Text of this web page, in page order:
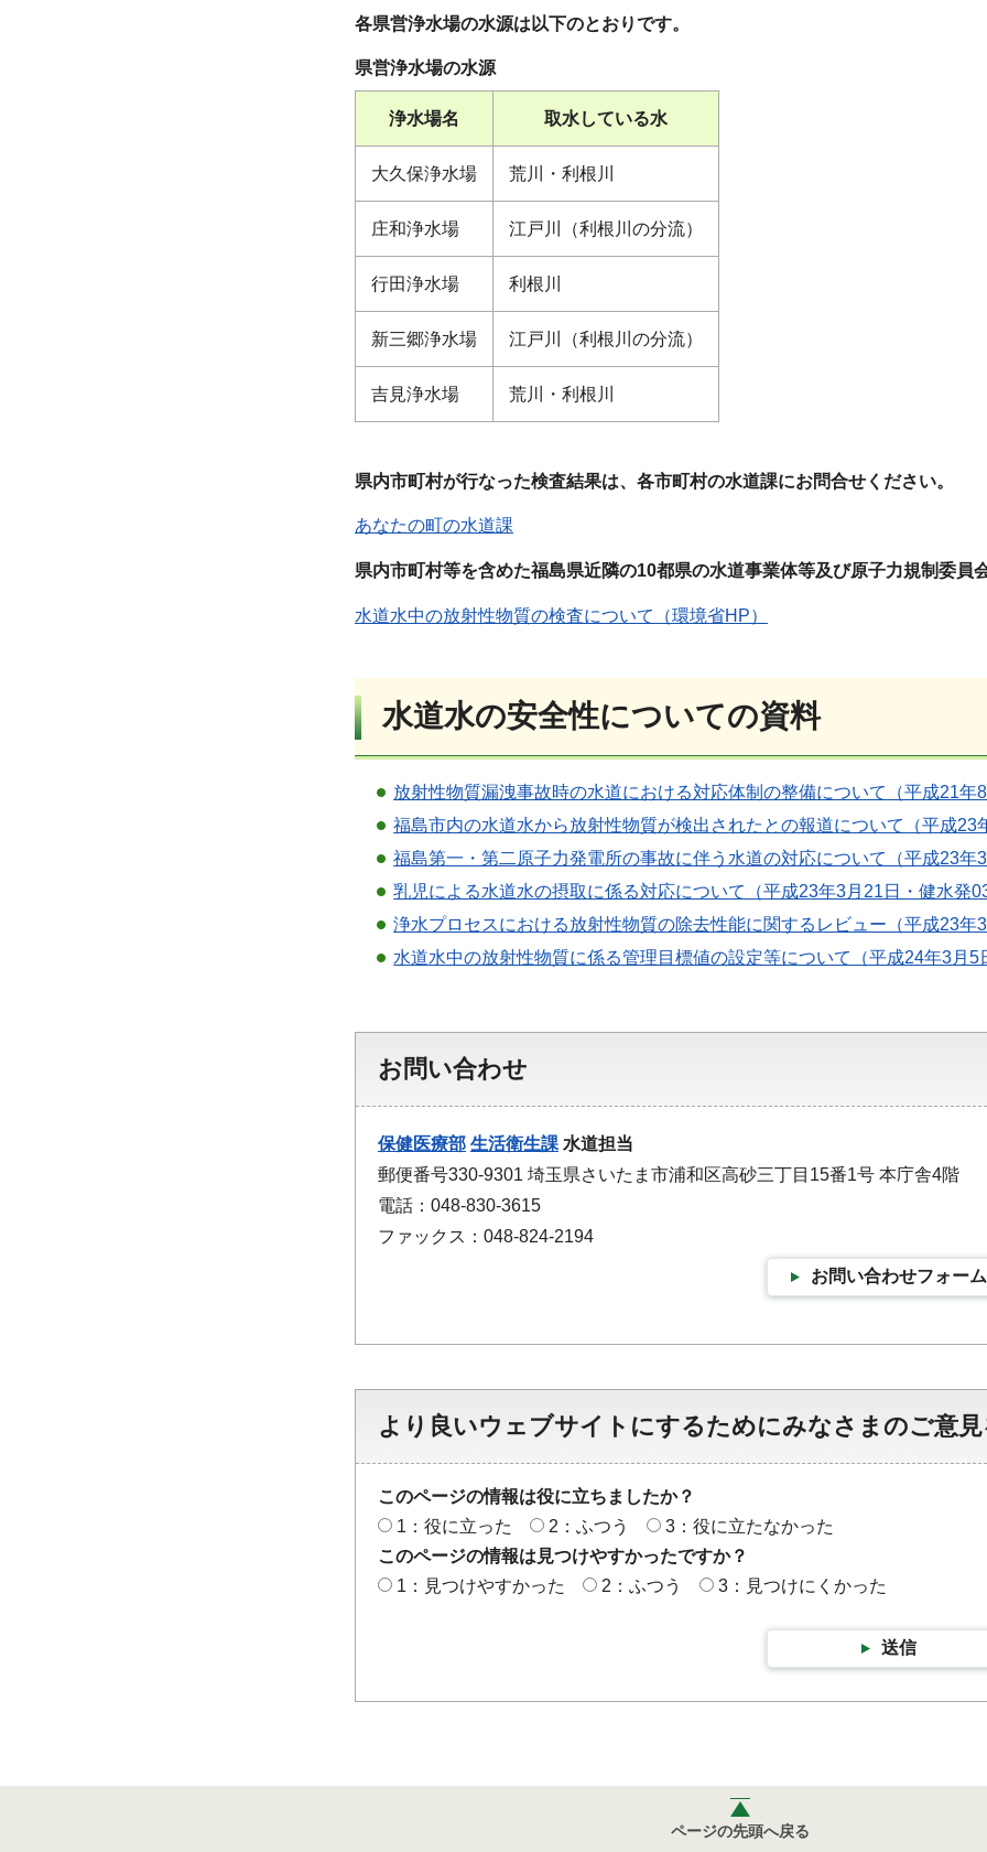
各県営浄水場の水源は以下のとおりです。
県営浄水場の水源
浄水場名 取水している水
大久保浄水場 荒川・利根川
庄和浄水場 江戸川（利根川の分流）
行田浄水場 利根川
新三郷浄水場 江戸川（利根川の分流）
吉見浄水場 荒川・利根川
県内市町村が行なった検査結果は、各市町村の水道課にお問合せください。
あなたの町の水道課
県内市町村等を含めた福島県近隣の10都県の水道事業体等及び原子力規制委員
水道水中の放射性物質の検査について（環境省HP）
水道水の安全性についての資料
放射性物質漏洩事故時の水道における対応体制の整備について（平成21年
福島市内の水道水から放射性物質が検出されたとの報道について（平成23
福島第一・第二原子力発電所の事故に伴う水道の対応について（平成23年
乳児による水道水の摂取に係る対応について（平成23年3月21日・健水発
浄水プロセスにおける放射性物質の除去性能に関するレビュー（平成23年
水道水中の放射性物質に係る管理目標値の設定等について（平成24年3月5
お問い合わせ
保健医療部 生活衛生課水道担当
郵便番号330-9301 埼玉県さいたま市浦和区高砂三丁目15番1号 本庁舎4階
電話：048-830-3615
ファックス：048-824-2194
お問い合わせフォーム
より良いウェブサイトにするためにみなさまのご意
このページの情報は役に立ちましたか？
1：役に立った
2：ふつう
3：役に立たなかった
このページの情報は見つけやすかったですか？
1：見つけやすかった
2：ふつう 3：見つけにくかった
送信
ページの先頭へ戻る